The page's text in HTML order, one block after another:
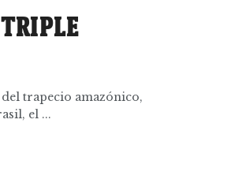
trapecio amazónico,
el ...